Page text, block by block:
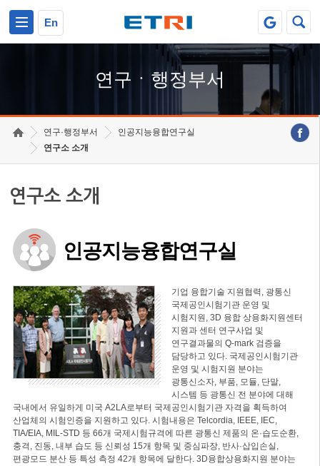
En
연구ㆍ행정부서
연구·행정부서
인공지능융합연구실
연구소 소개
연구소 소개
인공지능융합연구실
기업 융합기술 지원협력, 광통신
국제공인시험기관 운영 및
시험지원, 3D 융합 상용화지원센터
지원과 센터 연구사업 및
연구결과물의 Q-mark 검증을
담당하고 있다. 국제공인시험기관
운영 및 시험지원 분야는
광통신소자, 부품, 모듈, 단말,
시스템 등 광통신 전 분야에 대해
국내에서 유일하게 미국 A2LA로부터 국제공인시험기관 자격을 획득하여
산업체의 시험인증을 지원하고 있다. 시험내용은 Telcordia, IEEE, IEC,
TIA/EIA, MIL-STD 등 66개 국제시험규격에 따른 광통신 제품의 온·습도순환,
충격, 진동, 내부 습도 등 신뢰성 15개 항목 및 중심파장, 반사·삽입손실,
편광모드 분산 등 특성 측정 42개 항목에 달한다. 3D융합상용화지원 분야는